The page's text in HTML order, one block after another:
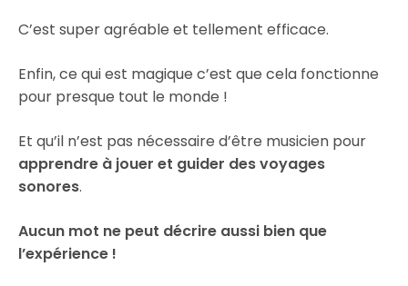
C’est super agréable et tellement efficace.
Enfin, ce qui est magique c’est que cela fonctionne
pour presque tout le monde !
Et qu’il n’est pas nécessaire d’être musicien pour
apprendre à jouer et guider des voyages
sonores.
Aucun mot ne peut décrire aussi bien que
l’expérience !